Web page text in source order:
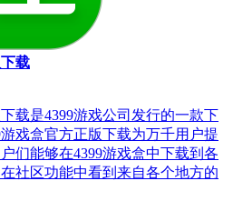
载
载是4399游戏公司发行的一款下
戏盒官方正版下载为万千用户提
们能够在4399游戏盒中下载到各
社区功能中看到来自各个地方的